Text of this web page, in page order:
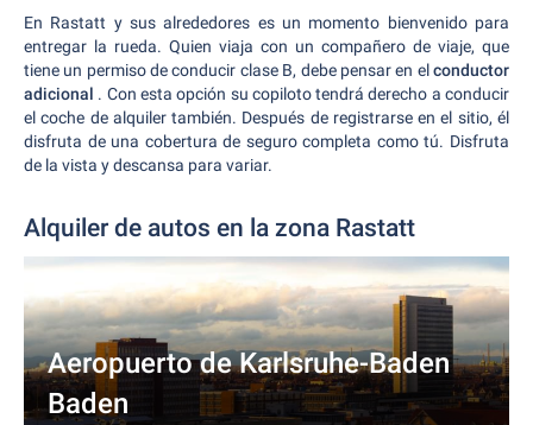
En Rastatt y sus alrededores es un momento bienvenido para
entregar la rueda. Quien viaja con un compañero de viaje, que
tiene un permiso de conducir clase B, debe pensar en elconductor
adicional . Con esta opción su copiloto tendrá derecho a conducir
el coche de alquiler también. Después de registrarse en el sitio, él
disfruta de una cobertura de seguro completa como tú. Disfruta
de la vista y descansa para variar.
Alquiler de autos en la zona Rastatt
Aeropuerto de Karlsruhe-Baden
Baden